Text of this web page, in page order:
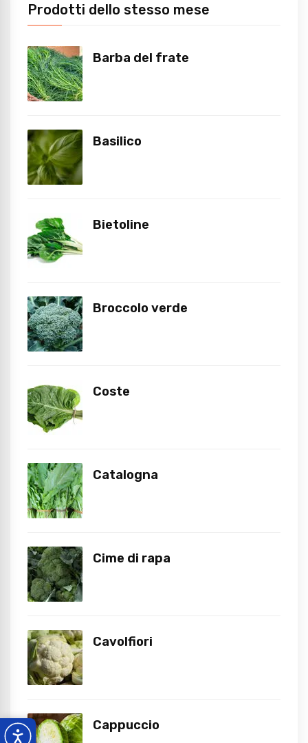
Prodotti dello stesso mese
Barba del frate
Basilico
Bietoline
Broccolo verde
Coste
Catalogna
Cime di rapa
Cavolfiori
Cappuccio